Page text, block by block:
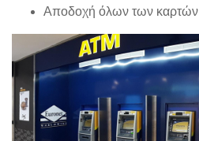
Αποδοχή όλων των καρτών